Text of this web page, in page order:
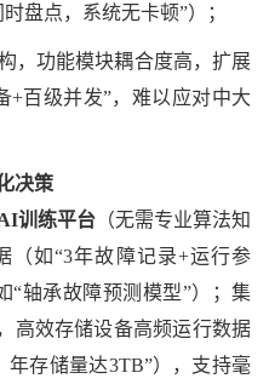
盘点，系统无卡顿”）；
，功能模块耦合度高，扩展
+百级并发”，难以应对中大
决策
训练平台 （无需专业算法知
（如“3年故障记录+运行参
“轴承故障预测模型”）；集
高效存储设备高频运行数据
年存储量达3TB”），支持毫